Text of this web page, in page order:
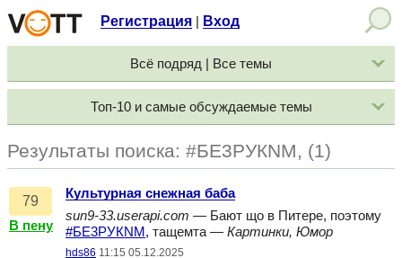
Регистрация Вход
Всё подряд | Все темы
Топ-10 и самые обсуждаемые темы
Результаты поиска: #БЕ3РУКNM, (1)
79
В пену
Культурная снежная баба
sun9-33.userapi.com — Бают що в Питере, поэтому
#БЕ3РУКNM, тащемта — Картинки, Юмор
hds86 11:15 05.12.2025